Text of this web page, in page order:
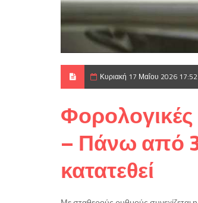
Κυριακή 17 Μαΐου 2026 17:52
– Πάνω από
κατατεθεί